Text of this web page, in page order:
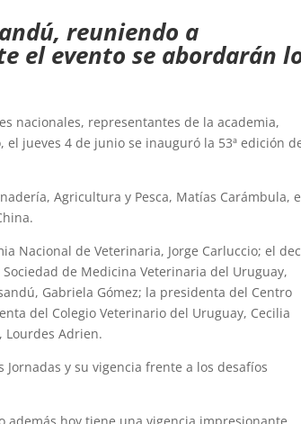
reuniendo a
el evento se abordarán
nacionales, representantes de la academia,
jueves 4 de junio se inauguró la 53ª edición
Agricultura y Pesca, Matías Carámbula,
Nacional de Veterinaria, Jorge Carluccio; el
de Medicina Veterinaria del Uruguay,
Gabriela Gómez; la presidenta del Centro
del Colegio Veterinario del Uruguay, Cecilia
Lourdes Adrien.
y su vigencia frente a los desafíos
además hoy tiene una vigencia impresionante.